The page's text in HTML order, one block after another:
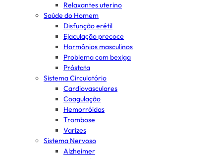
Relaxantes uterino
Saúde do Homem
Disfunção erétil
Ejaculação precoce
Hormônios masculinos
Problema com bexiga
Próstata
Sistema Circulatório
Cardiovasculares
Coagulação
Hemorróidas
Trombose
Varizes
Sistema Nervoso
Alzheimer